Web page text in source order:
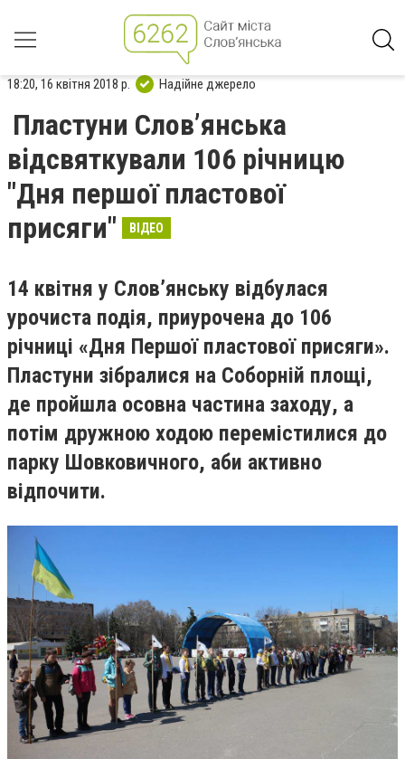
18:20, 16 квітня 2018 р. Надійне джерело
Пластуни Словʼянська
відсвяткували 106 річницю
"Дня першої пластової
присяги"
ВІДЕО
14 квітня у Словʼянську відбулася
урочиста подія, приурочена до 106
річниці «Дня Першої пластової присяги».
Пластуни зібралися на Соборній площі,
де пройшла осовна частина заходу, а
потім дружною ходою перемістилися до
парку Шовковичного, аби активно
відпочити.